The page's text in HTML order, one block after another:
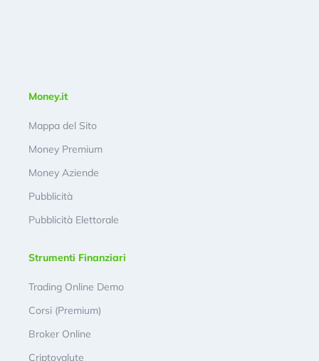
Money.it
Mappa del Sito
Money Premium
Money Aziende
Pubblicità
Pubblicità Elettorale
Strumenti Finanziari
Trading Online Demo
Corsi (Premium)
Broker Online
Criptovalute